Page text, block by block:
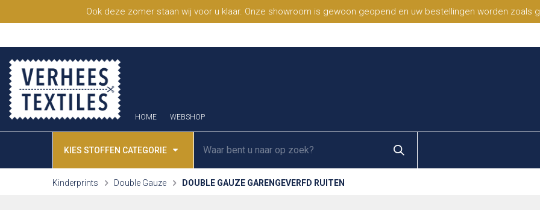
Ook deze zomer staan wij voor u klaar. Onze showroom is gewoon geopend en uw bestellingen worden zoals
HOME WEBSHOP
KIES STOFFEN CATEGORIE
Kinderprints Double Gauze DOUBLE GAUZE GARENGEVERFD RUITEN